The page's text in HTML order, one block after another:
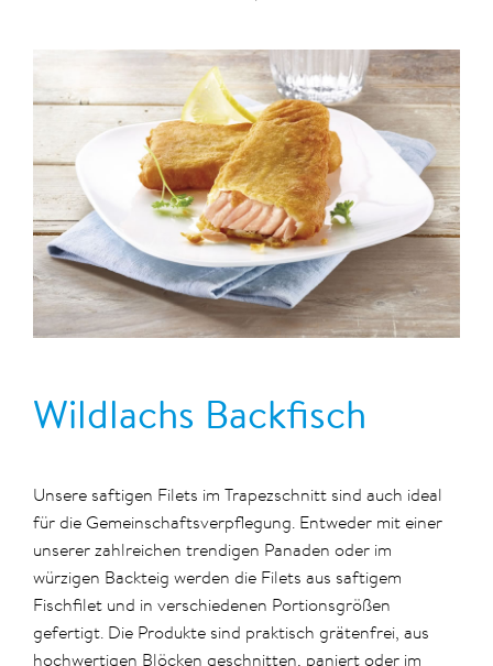
Wildlachs Backfisch
Unsere saftigen Filets im Trapezschnitt sind auch ideal
für die Gemeinschaftsverpflegung. Entweder mit einer
unserer zahlreichen trendigen Panaden oder im
würzigen Backteig werden die Filets aus saftigem
Fischfilet und in verschiedenen Portionsgrößen
gefertigt. Die Produkte sind praktisch grätenfrei, aus
hochwertigen Blöcken geschnitten, paniert oder im